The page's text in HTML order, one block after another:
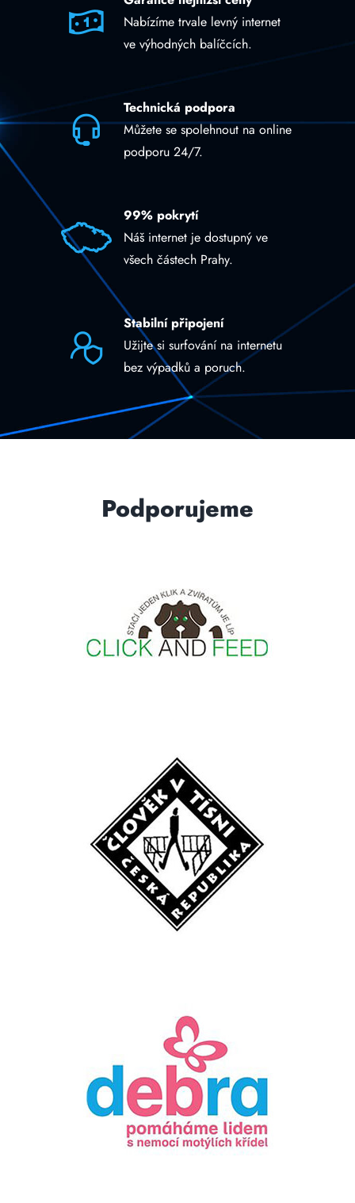
Nabízíme trvale levný internet
ve výhodných balíčcích.
Technická podpora
Můžete se spolehnout na online
podporu 24/7.
99% pokrytí
Náš internet je dostupný ve
všech částech Prahy.
Stabilní připojení
Užijte si surfování na internetu
bez výpadků a poruch.
Podporujeme